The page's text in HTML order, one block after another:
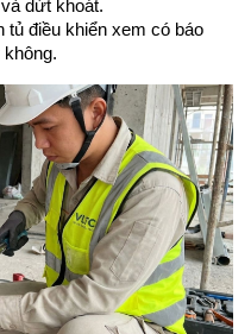
dứt khoát.
tủ điều khiển xem có báo